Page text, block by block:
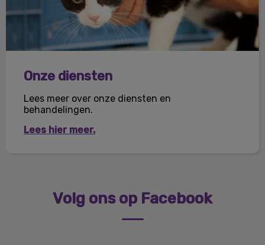
Onze diensten
Lees meer over onze diensten en
behandelingen.
Lees hier meer.
Volg ons op Facebook